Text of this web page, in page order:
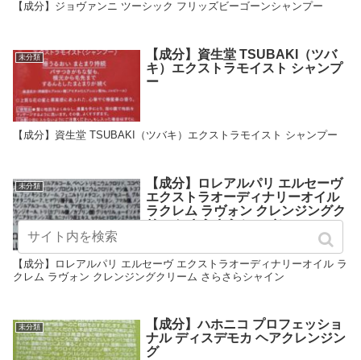
【成分】ジョヴァンニ ツーシック フリッズビーゴーンシャンプー
未分類
【成分】資生堂 TSUBAKI（ツバ
キ）エクストラモイスト シャンプ
ー
【成分】資生堂 TSUBAKI（ツバキ）エクストラモイスト シャンプー
未分類
【成分】ロレアルパリ エルセーヴ
エクストラオーディナリーオイル
ラクレム ラヴォン クレンジングク
リーム さらさらシャイン
【成分】ロレアルパリ エルセーヴ エクストラオーディナリーオイル ラ
クレム ラヴォン クレンジングクリーム さらさらシャイン
未分類
【成分】ハホニコ プロフェッショ
ナル ディスデモカ ヘアクレンジン
グ